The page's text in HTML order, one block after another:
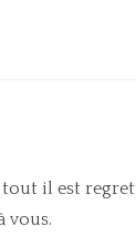
il est
vous.